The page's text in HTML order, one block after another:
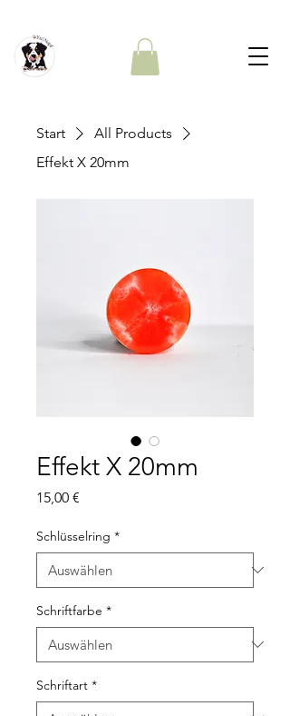
Start
All Products
Effekt X 20mm
Effekt X 20mm
15,00 €
Schlüsselring *
Schriftfarbe *
Schriftart *